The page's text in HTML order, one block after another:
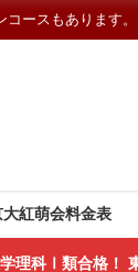
ースもあります。
大紅萌会料金表
理科Ⅰ類合格